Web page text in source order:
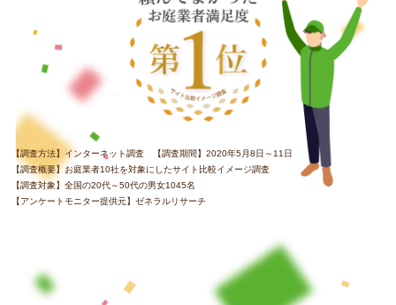
【調査方法】インターネット調査 【調査期間】2020年5月8日～11日
【調査概要】お庭業者10社を対象にしたサイト比較イメージ調査
【調査対象】全国の20代～50代の男女1045名
【アンケートモニター提供元】ゼネラルリサーチ